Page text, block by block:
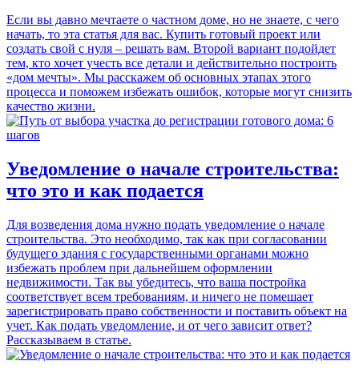
Если вы давно мечтаете о частном доме, но не знаете, с чего
начать, то эта статья для вас. Купить готовый проект или
создать свой с нуля – решать вам. Второй вариант подойдет
тем, кто хочет учесть все детали и действительно построить
«дом мечты». Мы расскажем об основных этапах этого
процесса и поможем избежать ошибок, которые могут снизить
качество жизни.
Уведомление о начале строительства:
что это и как подается
Для возведения дома нужно подать уведомление о начале
строительства. Это необходимо, так как при согласовании
будущего здания с государственными органами можно
избежать проблем при дальнейшем оформлении
недвижимости. Так вы убедитесь, что ваша постройка
соответствует всем требованиям, и ничего не помешает
зарегистрировать право собственности и поставить объект на
учет. Как подать уведомление, и от чего зависит ответ?
Рассказываем в статье.